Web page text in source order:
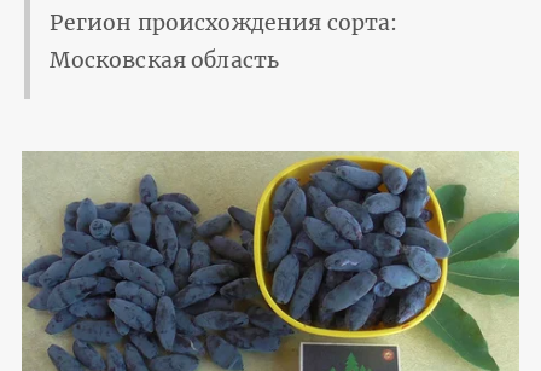
Регион происхождения сорта:
Московская область